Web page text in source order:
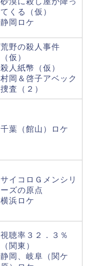
てくる（仮）
静岡ロケ
荒野の殺人事件
（仮）
殺人紙幣（仮）
村岡＆啓子アベック
捜査（２）
千葉（館山）ロケ
サイコロＧメンシリ
ーズの原点
横浜ロケ
視聴率３２．３％
（関東）
静岡、岐阜（関ケ